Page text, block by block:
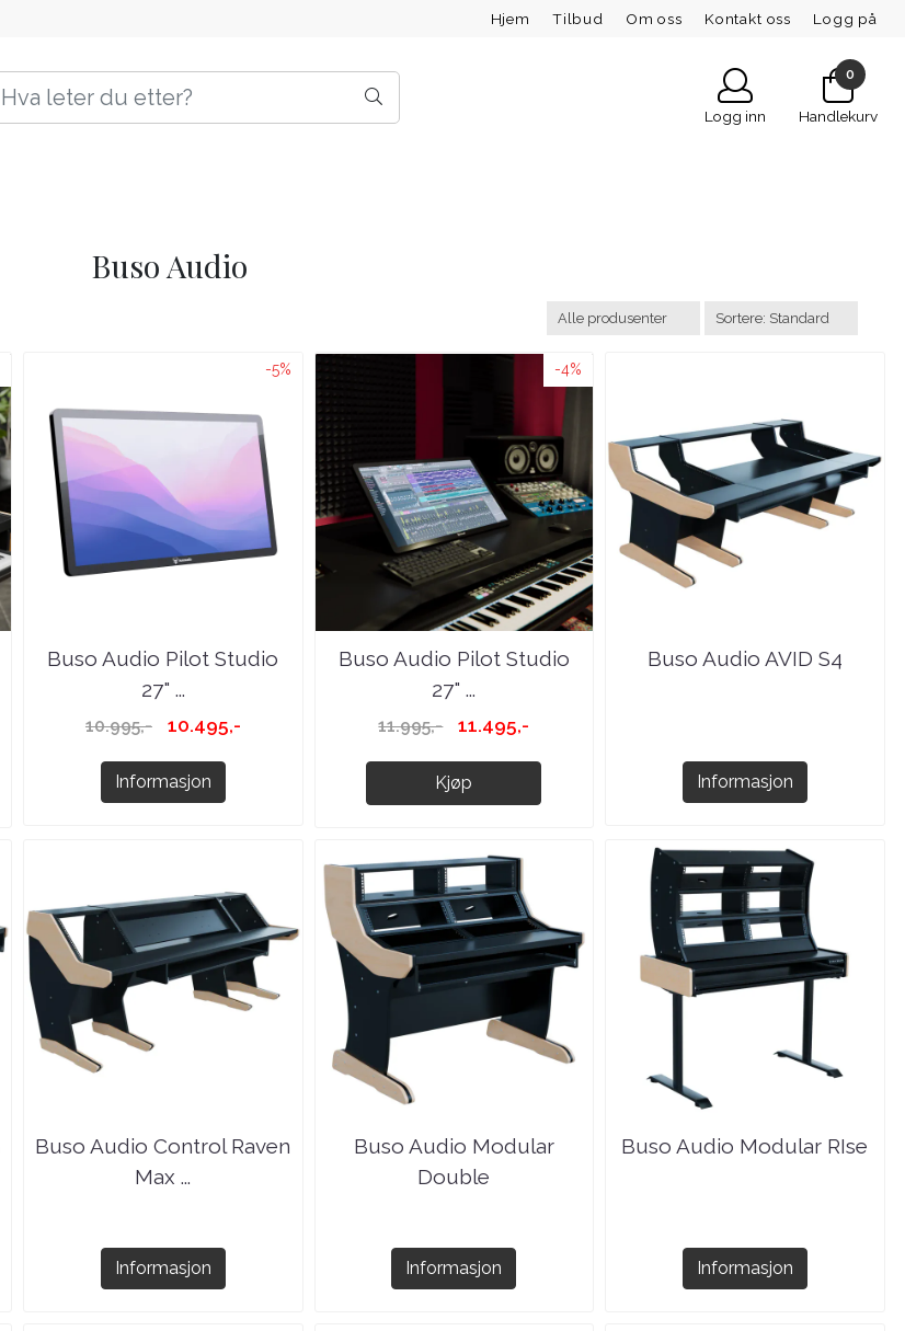
Hjem Tilbud Om oss Kontakt oss Logg på
Logg inn
0
Handlekurv
Buso Audio
-5%
Buso Audio Pilot Studio
27" ...
10.995,- 10.495,-
Informasjon
-4%
Buso Audio Pilot Studio
27" ...
11.995,- 11.495,-
Kjøp
Buso Audio AVID S4
Informasjon
Buso Audio Control Raven
Max ...
Informasjon
Buso Audio Modular
Double
Informasjon
Buso Audio Modular RIse
Informasjon